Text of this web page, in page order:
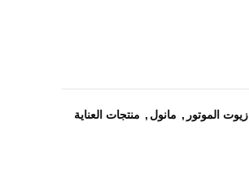
زيوت الموتور , مانول , منتجات العناية